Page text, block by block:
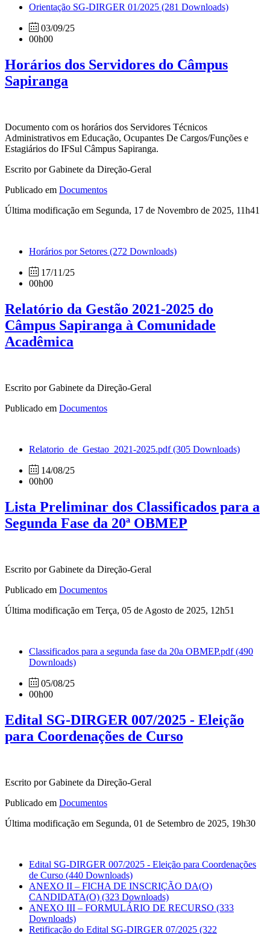
Orientação SG-DIRGER 01/2025 (281 Downloads)
03/09/25
00h00
Horários dos Servidores do Câmpus
Sapiranga
Documento com os horários dos Servidores Técnicos
Administrativos em Educação, Ocupantes De Cargos/Funções e
Estagiários do IFSul Câmpus Sapiranga.
Escrito por Gabinete da Direção-Geral
Publicado em Documentos
Última modificação em Segunda, 17 de Novembro de 2025, 11h41
Horários por Setores (272 Downloads)
17/11/25
00h00
Relatório da Gestão 2021-2025 do
Câmpus Sapiranga à Comunidade
Acadêmica
Escrito por Gabinete da Direção-Geral
Publicado em Documentos
Relatorio_de_Gestao_2021-2025.pdf(305 Downloads)
14/08/25
00h00
Lista Preliminar dos Classificados para a
Segunda Fase da 20ª OBMEP
Escrito por Gabinete da Direção-Geral
Publicado em Documentos
Última modificação em Terça, 05 de Agosto de 2025, 12h51
Classificados para a segunda fase da 20a OBMEP.pdf(490
Downloads)
05/08/25
00h00
Edital SG-DIRGER 007/2025 - Eleição
para Coordenações de Curso
Escrito por Gabinete da Direção-Geral
Publicado em Documentos
Última modificação em Segunda, 01 de Setembro de 2025, 19h30
Edital SG-DIRGER 007/2025 - Eleição para Coordenações
de Curso (440 Downloads)
ANEXO II – FICHA DE INSCRIÇÃO DA(O)
CANDIDATA(O) (323 Downloads)
ANEXO III – FORMULÁRIO DE RECURSO (333
Downloads)
Retificação do Edital SG-DIRGER 07/2025 (322